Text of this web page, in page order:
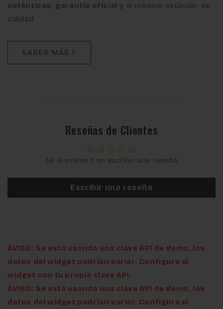
auténticas, garantía oficial y el máximo estándar de
calidad.
SABER MÁS >
Reseñas de Clientes
Sé el primero en escribir una reseña
Escribir una reseña
AVISO: Se está usando una clave API de demo, los
datos del widget podrían variar. Configura el
widget con tu propia clave API.
AVISO: Se está usando una clave API de demo, los
datos del widget podrían variar. Configura el